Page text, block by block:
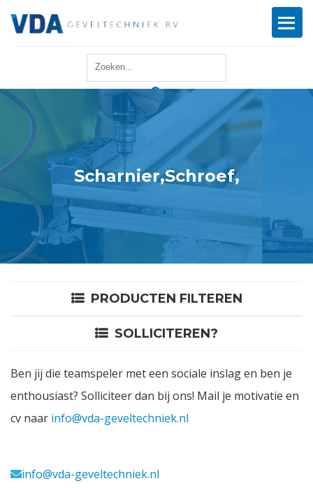
Reparatie
Onderhoud
Merken
Producten
Offerte
Login
Vacatures
Scharnier,Schroef,
PRODUCTEN FILTEREN
SOLLICITEREN?
Ben jij die teamspeler met een sociale inslag en ben je
enthousiast? Solliciteer dan bij ons! Mail je motivatie en
cv naar info@vda-geveltechniek.nl
info@vda-geveltechniek.nl